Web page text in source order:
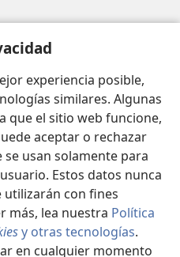
experiencia posible,
similares. Algunas
que el sitio web funcione,
aceptar o rechazar
se usan solamente para
Estos datos nunca
utilizarán con fines
más, lea nuestra Política
y otras tecnologías.
en cualquier momento
and Tract Society of Pennsylvania.